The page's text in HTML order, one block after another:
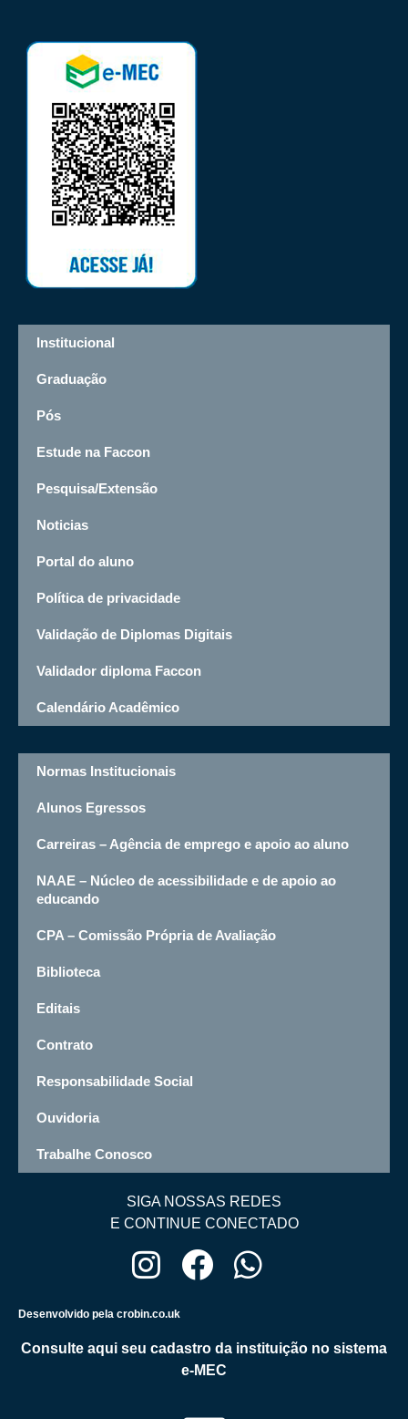
Institucional
Graduação
Pós
Estude na Faccon
Pesquisa/Extensão
Noticias
Portal do aluno
Política de privacidade
Validação de Diplomas Digitais
Validador diploma Faccon
Calendário Acadêmico
Normas Institucionais
Alunos Egressos
Carreiras – Agência de emprego e apoio ao aluno
NAAE – Núcleo de acessibilidade e de apoio ao
educando
CPA – Comissão Própria de Avaliação
Biblioteca
Editais
Contrato
Responsabilidade Social
Ouvidoria
Trabalhe Conosco
SIGA NOSSAS REDES
E CONTINUE CONECTADO
Desenvolvido pela crobin.co.uk
Consulte aqui seu cadastro da instituição no sistema
e-MEC